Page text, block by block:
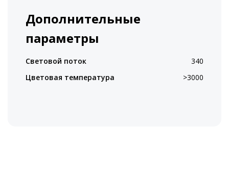
Дополнительные
параметры
Световой поток
340
Цветовая температура
>3000